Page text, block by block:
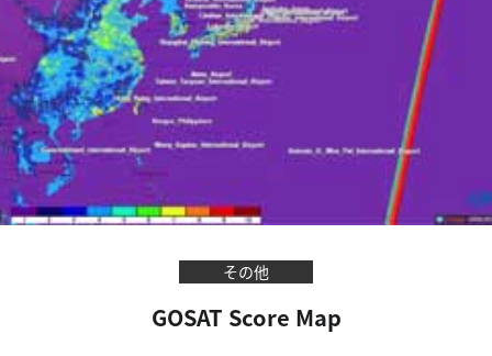
その他
GOSAT Score Map